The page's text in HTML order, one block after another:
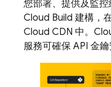
您部署、提供及監
Cloud Build 建構，
Cloud CDN 中。
服務可確保 API 金鑰